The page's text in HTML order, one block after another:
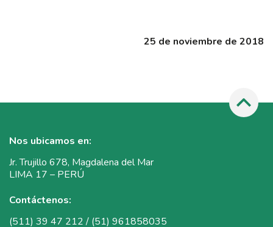
25 de noviembre de 2018
Nos ubicamos en:
Jr. Trujillo 678, Magdalena del Mar
LIMA 17 – PERÚ
Contáctenos:
(511) 39 47 212 / (51) 961858035